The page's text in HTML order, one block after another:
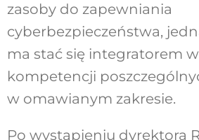
zasoby do zapewniania
cyberbezpieczeństwa,
ma stać się integratorem
kompetencji
w omawianym zakresie.
Po wystąpieniu dyrektora